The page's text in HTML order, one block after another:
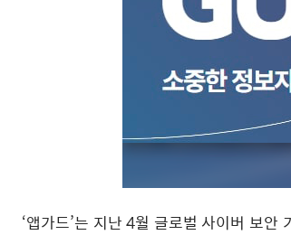
‘앱가드’는 지난 4월 글로벌 사이버 보